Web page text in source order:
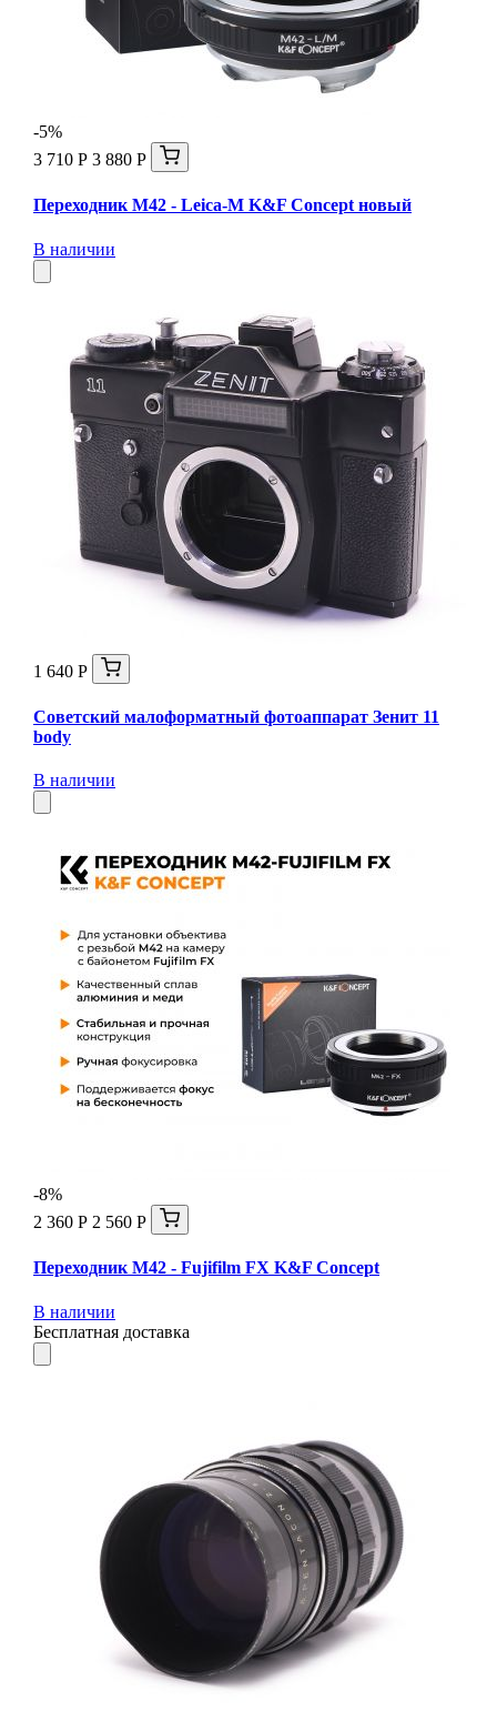
-5%
3 710 Р 3 880 Р
Переходник M42 - Leica-M K&F Concept новый
В наличии
1 640 Р
Советский малоформатный фотоаппарат Зенит 11
body
В наличии
-8%
2 360 Р 2 560 Р
Переходник M42 - Fujifilm FX K&F Concept
В наличии
Бесплатная доставка